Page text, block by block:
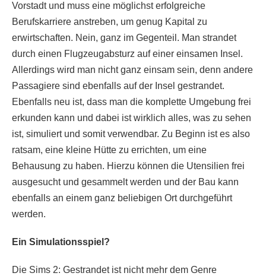
Vorstadt und muss eine möglichst erfolgreiche
Berufskarriere anstreben, um genug Kapital zu
erwirtschaften. Nein, ganz im Gegenteil. Man strandet
durch einen Flugzeugabsturz auf einer einsamen Insel.
Allerdings wird man nicht ganz einsam sein, denn andere
Passagiere sind ebenfalls auf der Insel gestrandet.
Ebenfalls neu ist, dass man die komplette Umgebung frei
erkunden kann und dabei ist wirklich alles, was zu sehen
ist, simuliert und somit verwendbar. Zu Beginn ist es also
ratsam, eine kleine Hütte zu errichten, um eine
Behausung zu haben. Hierzu können die Utensilien frei
ausgesucht und gesammelt werden und der Bau kann
ebenfalls an einem ganz beliebigen Ort durchgeführt
werden.
Ein Simulationsspiel?
Die Sims 2: Gestrandet ist nicht mehr dem Genre